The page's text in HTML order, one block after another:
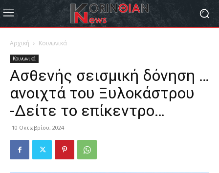
Αρχική Κοινωνικά
Κοινωνικά
Ασθενής σεισμική δόνηση …
ανοιχτά του Ξυλοκάστρου
-Δείτε το επίκεντρο…
10 Οκτωβρίου, 2024